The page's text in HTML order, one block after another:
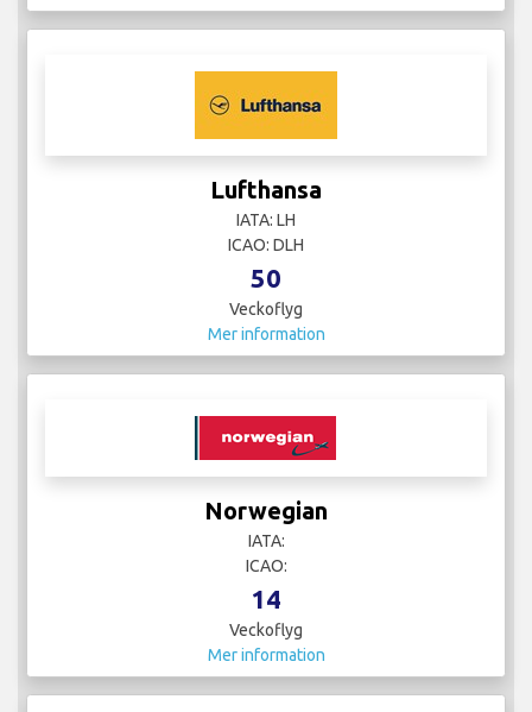
Lufthansa
IATA: LH
ICAO: DLH
50
Veckoflyg
Mer information
Norwegian
IATA:
ICAO:
14
Veckoflyg
Mer information